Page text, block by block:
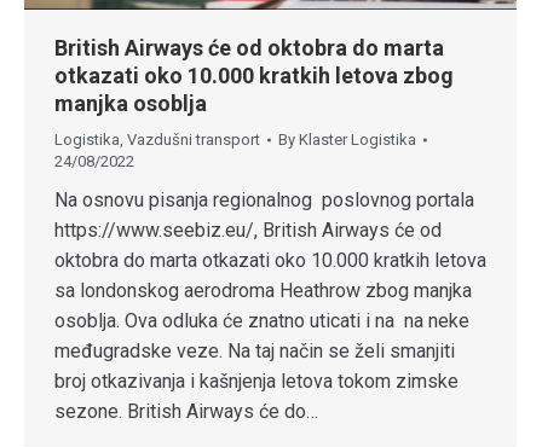
British Airways će od oktobra do marta
otkazati oko 10.000 kratkih letova zbog
manjka osoblja
Logistika Vazdušni transport By Klaster Logistika
24/08/2022
Na osnovu pisanja regionalnog poslovnog portala
https://www.seebiz.eu/, British Airways će od
oktobra do marta otkazati oko 10.000 kratkih letova
sa londonskog aerodroma Heathrow zbog manjka
osoblja. Ova odluka će znatno uticati i na na neke
međugradske veze. Na taj način se želi smanjiti
broj otkazivanja i kašnjenja letova tokom zimske
sezone. British Airways će do…